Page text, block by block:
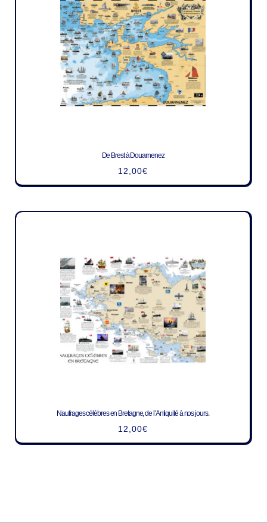
De Brest à Douarnenez
12,00€
Naufrages célèbres en Bretagne, de l’Antiquité à nos jours.
12,00€